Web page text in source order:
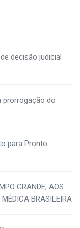
decisão judicial
prorrogação do
para Pronto
GRANDE, AOS
BRASILEIRA